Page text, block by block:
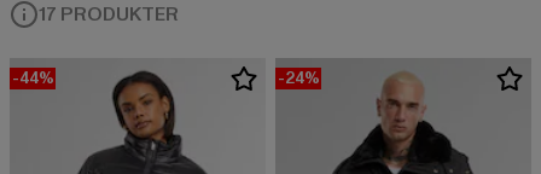
17 PRODUKTER
-44% -24%